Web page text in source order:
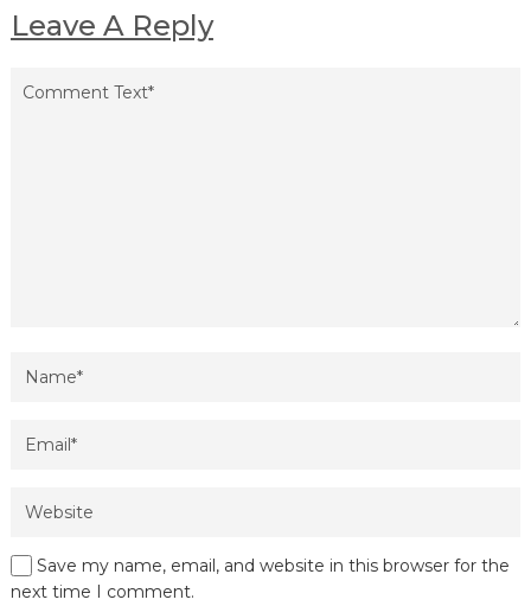
Leave A Reply
Save my name, email, and website in this browser for the
next time I comment.